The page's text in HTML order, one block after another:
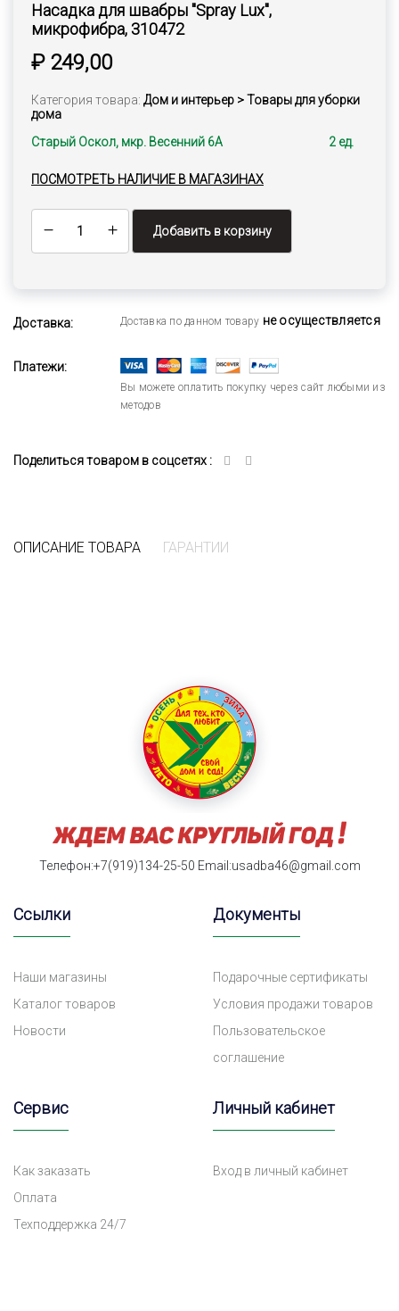
Насадка для швабры "Spray Lux",
микрофибра, 310472
₽ 249,00
Категория товара: Дом и интерьер > Товары для уборки
дома
Старый Оскол, мкр. Весенний 6А
2 ед.
ПОСМОТРЕТЬ НАЛИЧИЕ В МАГАЗИНАХ
Добавить в корзину
Доставка: Доставка по данном товару не осуществляется
Платежи:
Вы можете оплатить покупку через сайт любыми из
методов
Поделиться товаром в соцсетях :
ОПИСАНИЕ ТОВАРА ГАРАНТИИ
Телефон:+7(919)134-25-50 Email:usadba46@gmail.com
Ссылки
Наши магазины
Каталог товаров
Новости
Документы
Подарочные сертификаты
Условия продажи товаров
Пользовательское
соглашение
Сервис
Как заказать
Оплата
Техподдержка 24/7
Личный кабинет
Вход в личный кабинет